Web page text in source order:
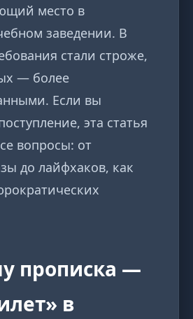
место в
заведении. В
стали строже,
— более
Если вы
эта статья
вопросы: от
до лайфхаков, как
прописка —
в